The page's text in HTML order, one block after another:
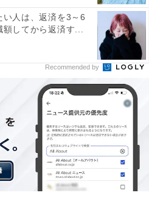
同時期に未経験でライター業
好き。女性声優さんにも関心
参加している。現在の所有車
）。各地のアニメ作品の舞台
べくドライブに出かける。
い人は、返済を3～6
してから返済す...
Recommended by